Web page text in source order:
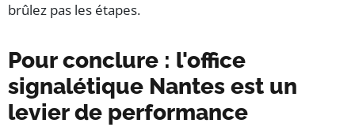
brûlez pas les étapes.
Pour conclure : l'office
signalétique Nantes est un
levier de performance